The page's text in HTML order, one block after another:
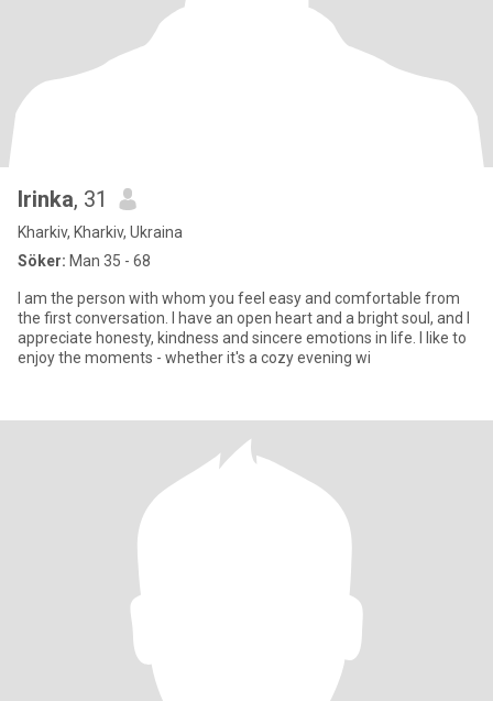
Irinka, 31
Kharkiv, Kharkiv, Ukraina
Söker: Man 35 - 68
I am the person with whom you feel easy and comfortable from
the first conversation. I have an open heart and a bright soul, and I
appreciate honesty, kindness and sincere emotions in life. I like to
enjoy the moments - whether it's a cozy evening wi